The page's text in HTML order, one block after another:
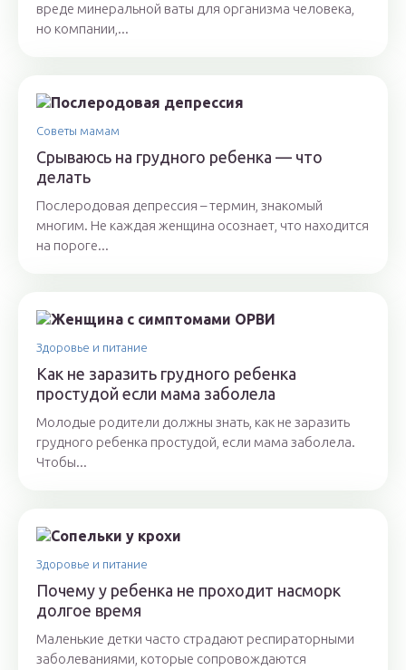
вреде минеральной ваты для организма человека,
но компании,...
Советы мамам
Срываюсь на грудного ребенка — что
делать
Послеродовая депрессия – термин, знакомый
многим. Не каждая женщина осознает, что находится
на пороге...
Здоровье и питание
Как не заразить грудного ребенка
простудой если мама заболела
Молодые родители должны знать, как не заразить
грудного ребенка простудой, если мама заболела.
Чтобы...
Здоровье и питание
Почему у ребенка не проходит насморк
долгое время
Маленькие детки часто страдают респираторными
заболеваниями, которые сопровождаются